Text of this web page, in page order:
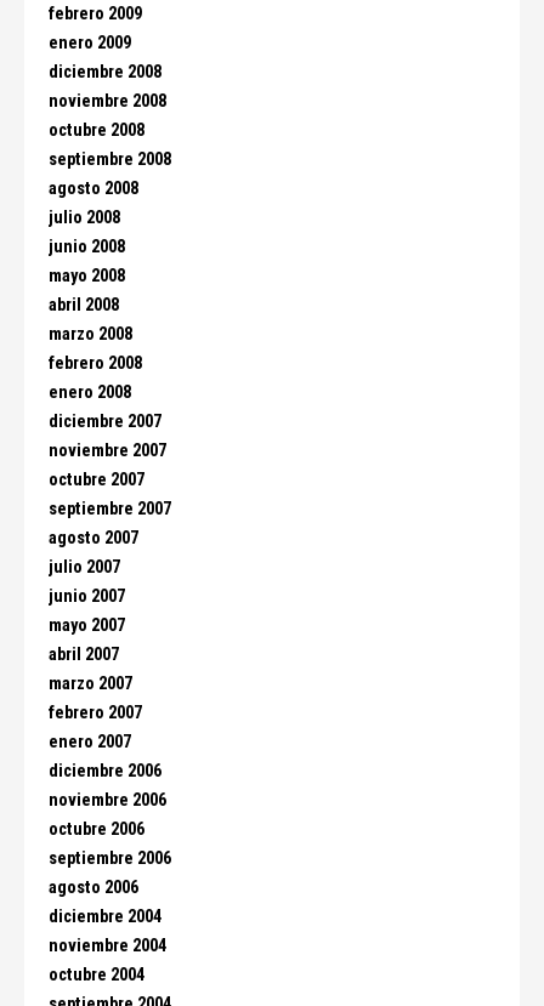
febrero 2009
enero 2009
diciembre 2008
noviembre 2008
octubre 2008
septiembre 2008
agosto 2008
julio 2008
junio 2008
mayo 2008
abril 2008
marzo 2008
febrero 2008
enero 2008
diciembre 2007
noviembre 2007
octubre 2007
septiembre 2007
agosto 2007
julio 2007
junio 2007
mayo 2007
abril 2007
marzo 2007
febrero 2007
enero 2007
diciembre 2006
noviembre 2006
octubre 2006
septiembre 2006
agosto 2006
diciembre 2004
noviembre 2004
octubre 2004